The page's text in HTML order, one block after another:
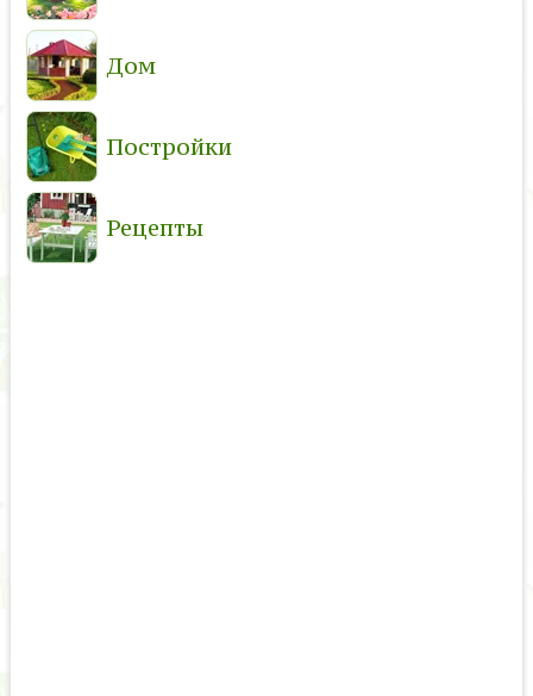
Дом
Постройки
Рецепты